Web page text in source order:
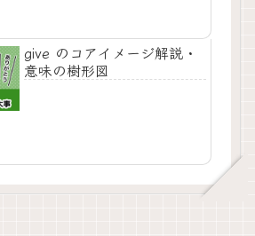
give のコアイメージ解説・
意味の樹形図